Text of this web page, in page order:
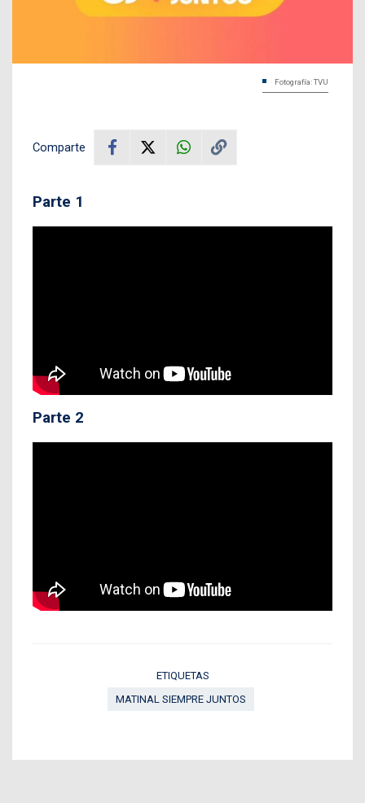
Fotografía: TVU
Comparte
Parte 1
Parte 2
ETIQUETAS
MATINAL SIEMPRE JUNTOS